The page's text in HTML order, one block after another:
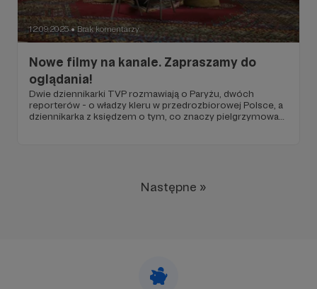
12.09.2025 ● Brak komentarzy
Nowe filmy na kanale. Zapraszamy do
oglądania!
Dwie dziennikarki TVP rozmawiają o Paryżu, dwóch
reporterów - o władzy kleru w przedrozbiorowej Polsce, a
dziennikarka z księdzem o tym, co znaczy pielgrzymować
Następne »